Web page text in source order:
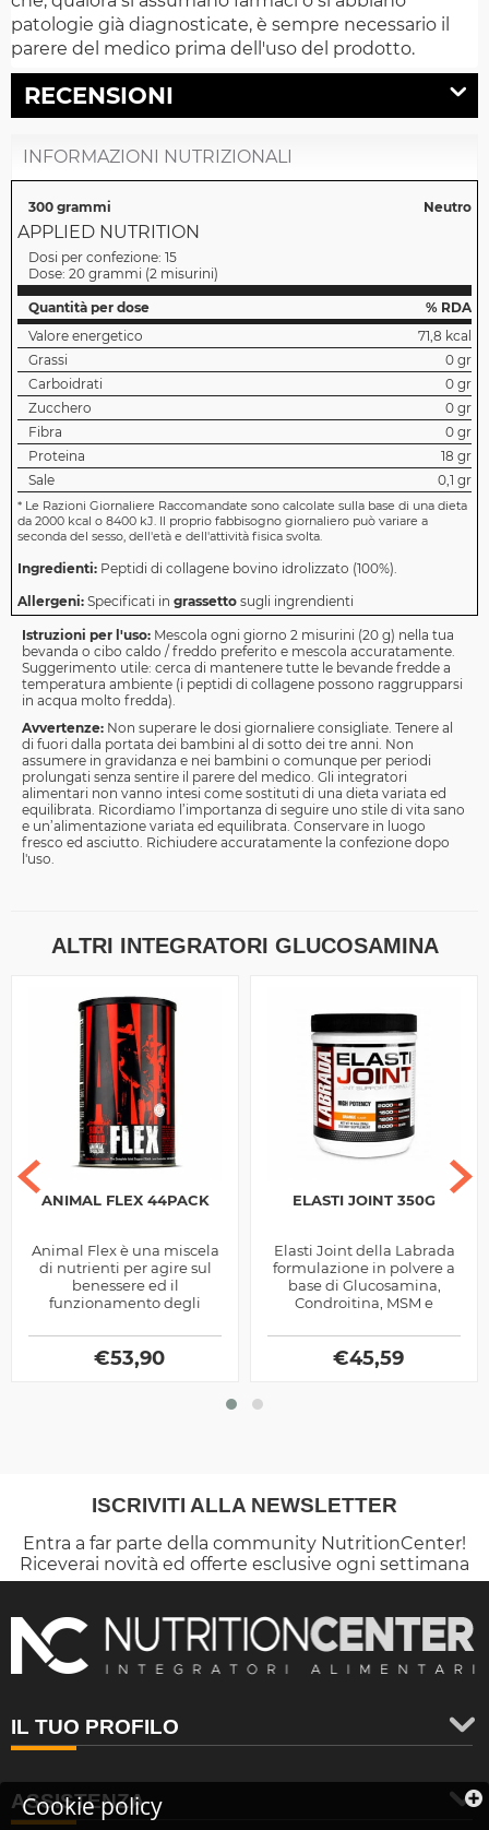
patologie già diagnosticate, è sempre necessario il
parere del medico prima dell'uso del prodotto.
RECENSIONI
INFORMAZIONI NUTRIZIONALI
300 grammi Neutro
APPLIED NUTRITION
Dosi per confezione: 15
Dose: 20 grammi (2 misurini)
Quantità per dose
% RDA
Valore energetico
71,8 kcal
Grassi
0 gr
Carboidrati
0 gr
Zucchero
0 gr
Fibra
0 gr
Proteina
18 gr
Sale
0,1 gr
* Le Razioni Giornaliere Raccomandate sono calcolate sulla base di una dieta
da 2000 kcal o 8400 kJ. Il proprio fabbisogno giornaliero può variare a
seconda del sesso, dell'età e dell'attività fisica svolta.
Ingredienti: Peptidi di collagene bovino idrolizzato (100%).
Allergeni: Specificati in grassetto sugli ingrendienti
Istruzioni per l'uso: Mescola ogni giorno 2 misurini (20 g) nella tua
bevanda o cibo caldo / freddo preferito e mescola accuratamente.
Suggerimento utile: cerca di mantenere tutte le bevande fredde a
temperatura ambiente (i peptidi di collagene possono raggrupparsi
in acqua molto fredda).
Avvertenze: Non superare le dosi giornaliere consigliate. Tenere al
di fuori dalla portata dei bambini al di sotto dei tre anni. Non
assumere in gravidanza e nei bambini o comunque per periodi
prolungati senza sentire il parere del medico. Gli integratori
alimentari non vanno intesi come sostituti di una dieta variata ed
equilibrata. Ricordiamo l’importanza di seguire uno stile di vita sano
e un’alimentazione variata ed equilibrata. Conservare in luogo
fresco ed asciutto. Richiudere accuratamente la confezione dopo
l'uso.
ALTRI INTEGRATORI GLUCOSAMINA
ANIMAL FLEX 44PACK
Animal Flex è una miscela
di nutrienti per agire sul
benessere ed il
funzionamento degli
le articolazioni, ideale sia
come...
€53,90
ELASTI JOINT 350G
Elasti Joint della Labrada
formulazione in polvere a
base di Glucosamina,
Condroitina, MSM e
mantenere in salute le
articolazioni ed ossa
€45,59
ISCRIVITI ALLA NEWSLETTER
Entra a far parte della community NutritionCenter!
Riceverai novità ed offerte esclusive ogni settimana
IL TUO PROFILO
ASSISTENZA
Cookie policy